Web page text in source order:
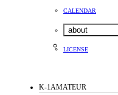
CALENDAR
about
LICENSE
K-1AMATEUR